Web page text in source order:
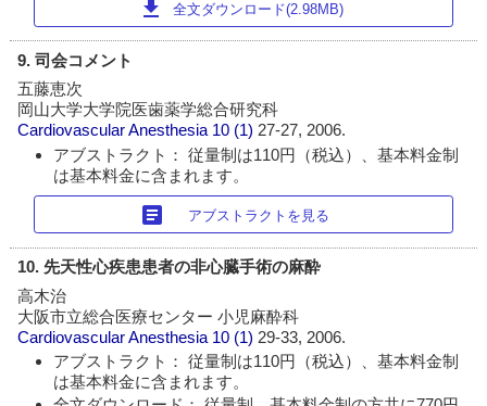
download 全文ダウンロード(2.98MB)
9. 司会コメント
五藤恵次
岡山大学大学院医歯薬学総合研究科
Cardiovascular Anesthesia 10 (1) 27-27, 2006.
アブストラクト： 従量制は110円（税込）、基本料金制
は基本料金に含まれます。
article アブストラクトを見る
10. 先天性心疾患患者の非心臓手術の麻酔
高木治
大阪市立総合医療センター 小児麻酔科
Cardiovascular Anesthesia 10 (1) 29-33, 2006.
アブストラクト： 従量制は110円（税込）、基本料金制
は基本料金に含まれます。